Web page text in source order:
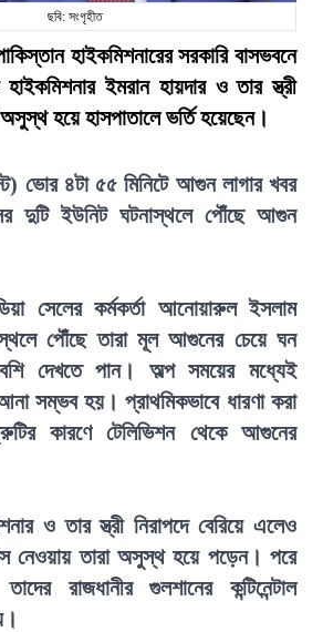
ছবি: সংগৃহীত
হাইকমিশনারের সরকারি বাসভবনে
ইমরান হায়দার ও তার স্ত্রী
হয়ে হাসপাতালে ভর্তি হয়েছেন।
ভোর ৪টা ৫৫ মিনিটে আগুন লাগার খবর
দুটি ইউনিট ঘটনাস্থলে পৌঁছে আগুন
সেলের কর্মকর্তা আনোয়ারুল ইসলাম
পৌঁছে তারা মূল আগুনের চেয়ে ঘন
দেখতে পান। অল্প সময়ের মধ্যেই
আনা সম্ভব হয়। প্রাথমিকভাবে ধারণা করা
কারণে টেলিভিশন থেকে আগুনের
ও তার স্ত্রী নিরাপদে বেরিয়ে এলেও
নেওয়ায় তারা অসুস্থ হয়ে পড়েন। পরে
রাজধানীর গুলশানের কন্টিনেন্টাল